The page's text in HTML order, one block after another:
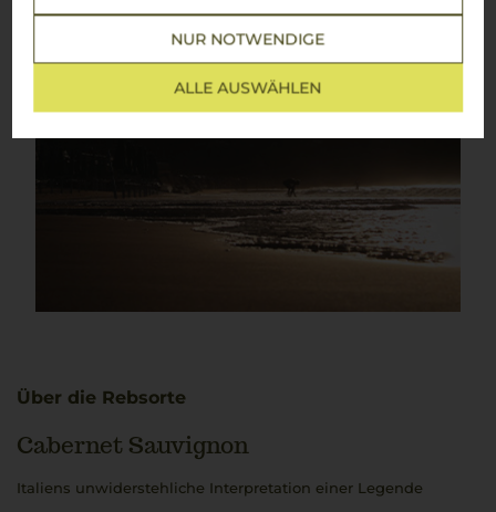
NUR NOTWENDIGE
ALLE AUSWÄHLEN
Über die Rebsorte
Cabernet Sauvignon
Italiens unwiderstehliche Interpretation einer Legende